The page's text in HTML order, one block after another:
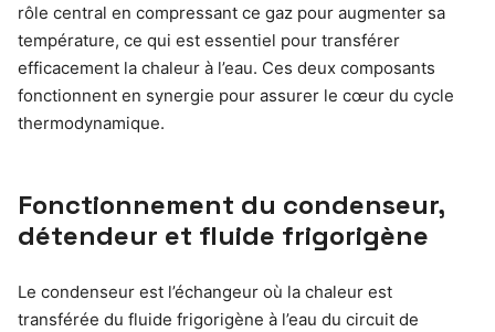
rôle central en compressant ce gaz pour augmenter sa
température, ce qui est essentiel pour transférer
efficacement la chaleur à l’eau. Ces deux composants
fonctionnent en synergie pour assurer le cœur du cycle
thermodynamique.
Fonctionnement du condenseur,
détendeur et fluide frigorigène
Le condenseur est l’échangeur où la chaleur est
transférée du fluide frigorigène à l’eau du circuit de